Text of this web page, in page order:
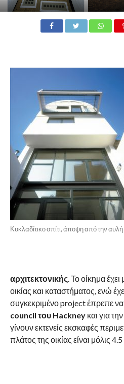
Κυκλαδίτικο σπίτι, άποψη από την αυλή
αρχιτεκτονικής. Το οίκημα
οικίας και καταστήματος, ενώ
συγκεκριμένο project έπρεπε
council του Hackneyκαι για
γίνουν εκτενείς εκσκαφές
πλάτος της οικίας είναι μόλις